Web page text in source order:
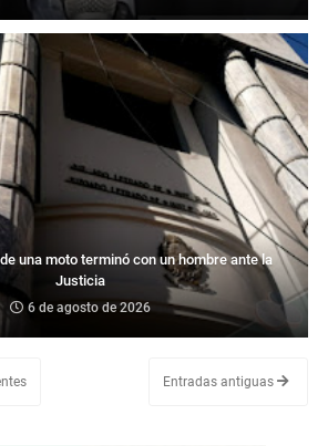
una moto terminó con un hombre ante la
Justicia
6 de agosto de 2026
Entradas antiguas